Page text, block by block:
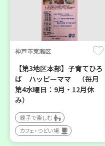
神戸市東灘区
【第3地区本部】子育てひろ
ば ハッピーママ （毎月
第4水曜日：9月・12月休
み）
親子で楽しむ
カフェ・つどい場